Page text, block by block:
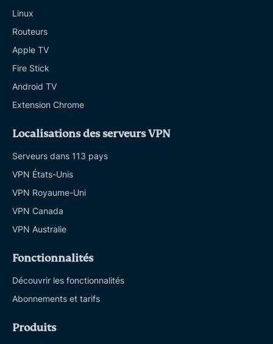
Linux
Routeurs
Apple TV
Fire Stick
Android TV
Extension Chrome
Localisations des serveurs VPN
Serveurs dans 113 pays
VPN États-Unis
VPN Royaume-Uni
VPN Canada
VPN Australie
Fonctionnalités
Découvrir les fonctionnalités
Abonnements et tarifs
Produits